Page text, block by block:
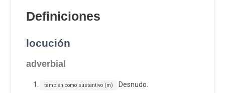
Definiciones
locución
adverbial
también como sustantivo (m)
Desnudo.